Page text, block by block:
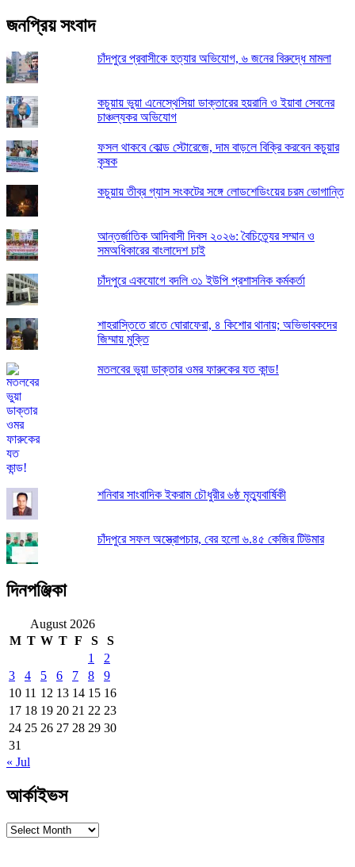
জনপ্রিয় সংবাদ
চাঁদপুরে প্রবাসীকে হত্যার অভিযোগ, ৬ জনের বিরুদ্ধে মামলা
কচুয়ায় ভুয়া এনেস্থেসিয়া ডাক্তারের হয়রানি ও ইয়াবা সেবনের
চাঞ্চল্যকর অভিযোগ
ফসল থাকবে কোল্ড স্টোরেজে, দাম বাড়লে বিক্রি করবেন কচুয়ার
কৃষক
কচুয়ায় তীব্র গ্যাস সংকটের সঙ্গে লোডশেডিংয়ের চরম ভোগান্তি
আন্তর্জাতিক আদিবাসী দিবস ২০২৬: বৈচিত্র্যের সম্মান ও
সমঅধিকারের বাংলাদেশ চাই
চাঁদপুরে একযোগে বদলি ৩১ ইউপি প্রশাসনিক কর্মকর্তা
শাহরাস্তিতে রাতে ঘোরাফেরা, ৪ কিশোর থানায়; অভিভাবকদের
জিম্মায় মুক্তি
মতলবের ভুয়া ডাক্তার ওমর ফারুকের যত কান্ড!
শনিবার সাংবাদিক ইকরাম চৌধুরীর ৬ষ্ঠ মৃত্যুবার্ষিকী
চাঁদপুরে সফল অস্ত্রোপচার, বের হলো ৬.৪৫ কেজির টিউমার
দিনপঞ্জিকা
August 2026
M T W T F S
S
1
2
3
4 5 6 7 8
9
10 11 12 13 14 15 16
17 18 19 20 21 22 23
24 25 26 27 28 29 30
31
« Jul
আর্কাইভস
আর্কাইভস